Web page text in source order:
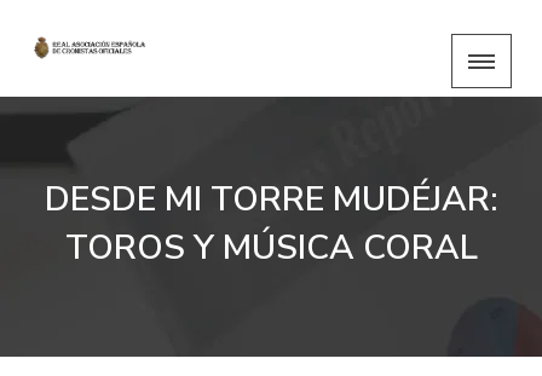
DESDE MI TORRE MUDÉJAR:
TOROS Y MÚSICA CORAL